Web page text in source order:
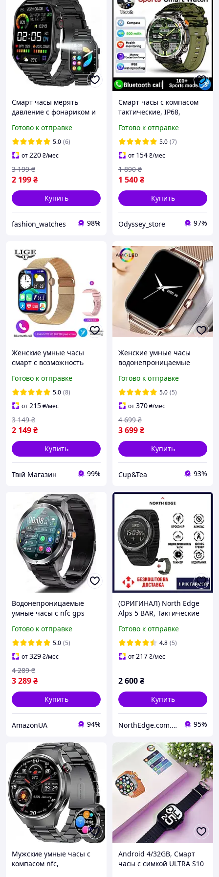
Смарт часы мерять
давление с фонариком и
разговора,
многофункциональный
умный bluetoot smart
Готово к отправке
5.0 (6)
от220₴/мес
2 199₴
3 199 ₴
Купить
fashion_watches 98%
Смарт часы с компасом
тактические, IP68,
батарея 600 мАч
Готово к отправке
5.0 (7)
от 154₴/мес
1 540₴
1 890 ₴
Купить
Odyssey_store 97%
Женские умные часы
смарт с возможность
фитнес-браслеты для
андроида и айфона
Готово к отправке
5.0 (8)
от215₴/мес
2 149₴
3 149 ₴
Купить
Твій Магазин 99%
Женские умные часы
водонепроницаемые
автономностью смарт
часы со звонком чтобы
звонить
Готово к отправке
5.0 (5)
от370₴/мес
3 699₴
4 699 ₴
Купить
Cup&Tea 93%
Водонепроницаемые
умные часы с nfc gps
классические с
тонометром мужские
смарт мерять давление
Готово к отправке
5.0 (5)
от329₴/мес
3 289₴
4 289 ₴
Купить
AmazonUA 94%
(ОРИГИНАЛ) North Edge
Alps 5 BAR, Тактические
компасом, 2 ремешка в
комплекте
Готово к отправке
4.8 (5)
от217₴/мес
2 600₴
Купить
NorthEdge.com.ua - Інтернет магазин оригінальних спортивних, тактичних та смарт годинників 95%
Мужские умные часы с
компасом nfc,
Android 4/32GB, Смарт
часы с симкой ULTRA S10